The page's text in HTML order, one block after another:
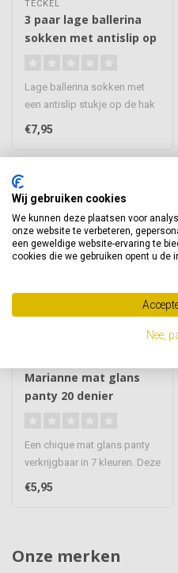
TECKEL
3 paar lage ballerina
sokken met antislip op
Lage ballerina sokken met
een antislip stukje op de hak
€7,95
Marianne mat glans
panty 20 denier
Een chique mat glans panty
verkrijgbaar in 7 kleuren. Deze
panty sluit mooi aan ..
€5,95
Onze merken
Wij gebruiken cookies
We kunnen deze plaatsen voor
onze website te verbeteren,
een geweldige website-ervaring te
cookies die we gebruiken opent u de
Nee,